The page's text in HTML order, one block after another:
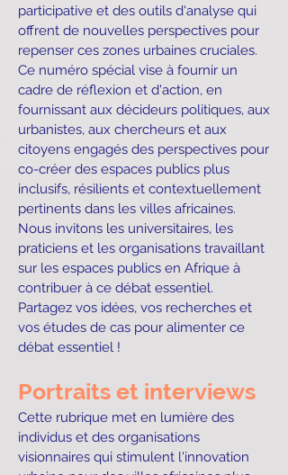
participative et des outils d'analyse qui
offrent de nouvelles perspectives pour
repenser ces zones urbaines cruciales.
Ce numéro spécial vise à fournir un
cadre de réflexion et d'action, en
fournissant aux décideurs politiques, aux
urbanistes, aux chercheurs et aux
citoyens engagés des perspectives pour
co-créer des espaces publics plus
inclusifs, résilients et contextuellement
pertinents dans les villes africaines.
Nous invitons les universitaires, les
praticiens et les organisations travaillant
sur les espaces publics en Afrique à
contribuer à ce débat essentiel.
Partagez vos idées, vos recherches et
vos études de cas pour alimenter ce
débat essentiel !
Portraits et interviews
Cette rubrique met en lumière des
individus et des organisations
visionnaires qui stimulent l'innovation